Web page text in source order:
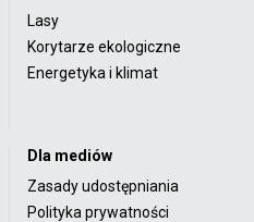
Lasy
Korytarze ekologiczne
Energetyka i klimat
Dla mediów
Zasady udostępniania
Polityka prywatności